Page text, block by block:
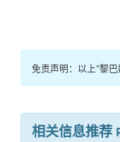
免责声明：以上"黎
相关信息推荐